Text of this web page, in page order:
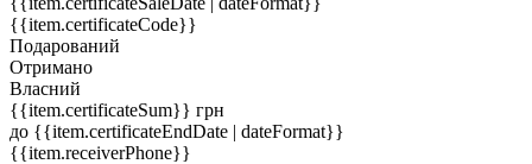
{{item.certificateCode}}
Подарований
Отримано
Власний
{{item.certificateSum}} грн
до {{item.certificateEndDate | dateFormat}}
{{item.receiverPhone}}